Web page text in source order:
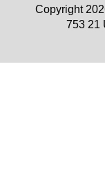
Copyright
753 21